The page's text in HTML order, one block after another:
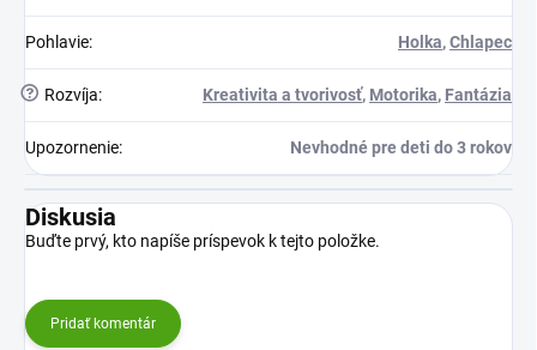
Pohlavie: Holka,Chlapec
? Rozvíja: Kreativita a tvorivosť, Motorika, Fantázia
Upozornenie: Nevhodné pre deti do 3 rokov
Diskusia
Buďte prvý, kto napíše príspevok k tejto položke.
Pridať komentár